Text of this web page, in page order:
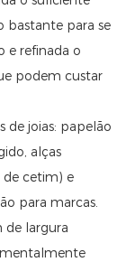
bastante para se
e refinada o
podem custar
de joias: papelão
alças
de cetim) e
para marcas.
largura